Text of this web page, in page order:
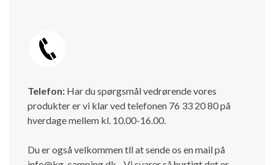
Telefon: Har du spørgsmål vedrørende vores
produkter er vi klar ved telefonen 76 33 20 80 på
hverdage mellem kl. 10.00-16.00.
Du er også velkommen tll at sende os en mail på